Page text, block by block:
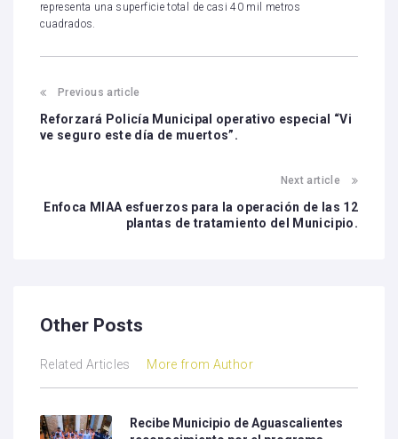
representa una superficie total de casi 40 mil metros
cuadrados.
Previous article
Reforzará Policía Municipal operativo especial “Vi
ve seguro este día de muertos”.
Next article
Enfoca MIAA esfuerzos para la operación de las 12
plantas de tratamiento del Municipio.
Other Posts
Related Articles More from Author
Recibe Municipio de Aguascalientes